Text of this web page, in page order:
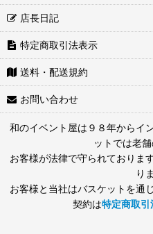
店長日記
特定商取引法表示
送料・配送規約
お問い合わせ
和のイベント屋は９８年からイ
ットでは老舗
お客様が法律で守られておりま
り
お客様と当社はバスケットを通
契約は特定商取引